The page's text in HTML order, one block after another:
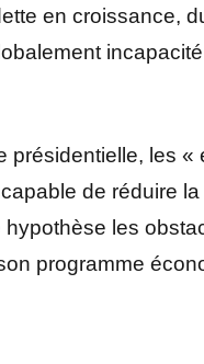
en croissance,
présidentielle, les
de réduire
les
programme